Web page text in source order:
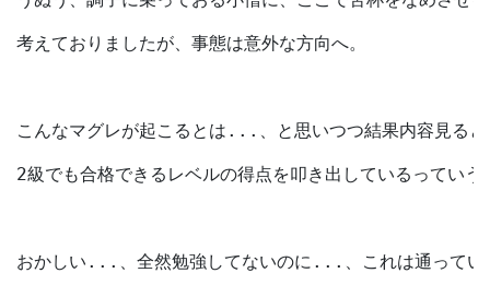
考えておりましたが、事態は意外な方向へ。
こんなマグレが起こるとは...、と思いつつ結果内容見ると
2級でも合格できるレベルの得点を叩き出しているってい
おかしい...、全然勉強してないのに...、これは通ってい